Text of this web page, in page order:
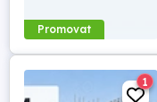
Promovat
1